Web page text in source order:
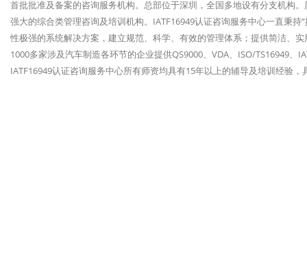
首批批准及备案的咨询服务机构。总部位于深圳，全国多地设有分支机构
强大的综合类管理咨询及培训机构。IATF16949认证咨询服务中心一直秉
性极强的系统解决方案，建立规范、科学、有效的管理体系；提供简洁、
1000多家涉及汽车制造各环节的企业提供QS9000、VDA、ISO/TS16949
IATF16949认证咨询服务中心所有师资均具有15年以上的辅导及培训经验